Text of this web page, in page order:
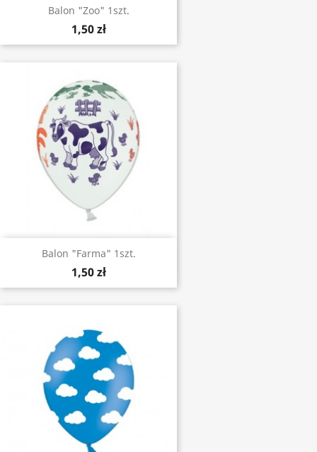
Balon "Zoo" 1szt.
1,50 zł
Balon "Farma" 1szt.
1,50 zł